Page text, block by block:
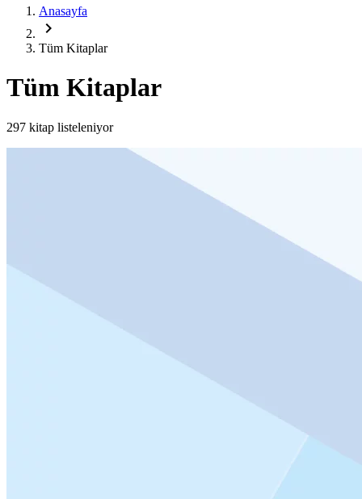
Anasayfa
chevron_right
Tüm Kitaplar
Tüm Kitaplar
297 kitap listeleniyor